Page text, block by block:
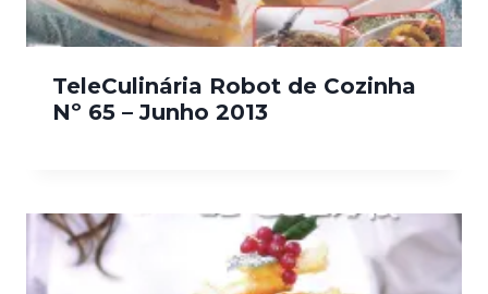
TeleCulinária Robot de Cozinha
Nº 65 – Junho 2013